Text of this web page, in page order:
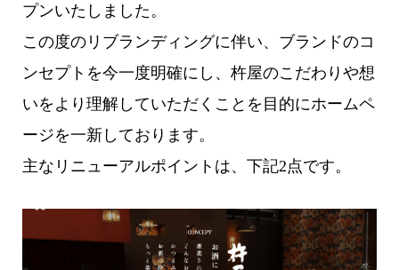
プンいたしました。
この度のリブランディングに伴い、ブランドのコ
ンセプトを今一度明確にし、杵屋のこだわりや想
いをより理解していただくことを目的にホームペ
ージを一新しております。
主なリニューアルポイントは、下記2点です。